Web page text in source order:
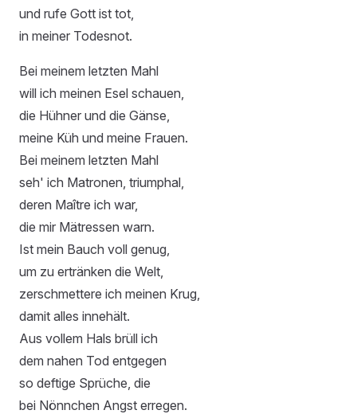
und rufe Gott ist tot,
in meiner Todesnot.
Bei meinem letzten Mahl
will ich meinen Esel schauen,
die Hühner und die Gänse,
meine Küh und meine Frauen.
Bei meinem letzten Mahl
seh' ich Matronen, triumphal,
deren Maître ich war,
die mir Mätressen warn.
Ist mein Bauch voll genug,
um zu ertränken die Welt,
zerschmettere ich meinen Krug,
damit alles innehält.
Aus vollem Hals brüll ich
dem nahen Tod entgegen
so deftige Sprüche, die
bei Nönnchen Angst erregen.